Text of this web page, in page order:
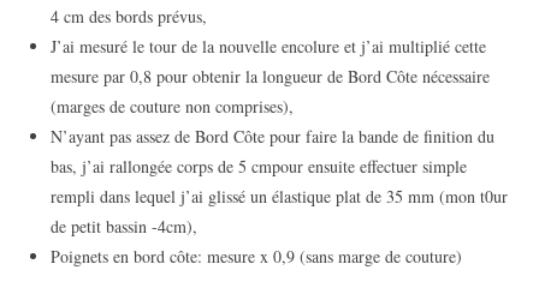
4 cm des bords prévus,
J’ai mesuré le tour de la nouvelle encolure et j’ai multiplié cette
mesure par 0,8 pour obtenir la longueur de Bord Côte nécessaire
(marges de couture non comprises),
N’ayant pas assez de Bord Côte pour faire la bande de finition du
bas, j’ai rallongée corps de 5 cmpour ensuite effectuer simple
rempli dans lequel j’ai glissé un élastique plat de 35 mm (mon t0ur
de petit bassin -4cm),
Poignets en bord côte: mesure x 0,9 (sans marge de couture)